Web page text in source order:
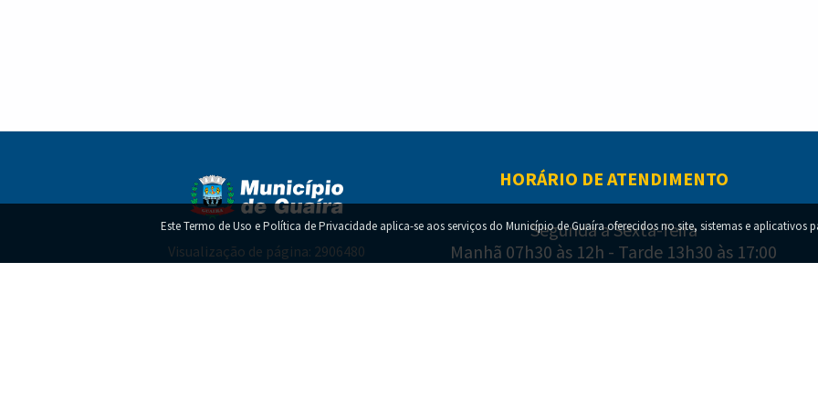
Visualização de página: 2906480
HORÁRIO DE ATENDIMENTO
Segunda a Sexta-feira
Manhã 07h30 às 12h - Tarde 13h30 às 17:00
Este Termo de Uso e Política de Privacidade aplica-se aos serviços do Município de Guaíra oferecidos no site, sistemas e aplicativos